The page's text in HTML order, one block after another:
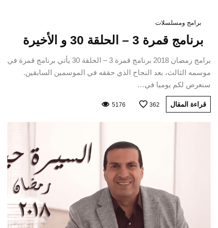
برامج ومسلسلات
برنامج قمرة 3 – الحلقة 30 و الأخيرة
برامج رمضان 2018 برنامج قمرة 3 – الحلقة 30 يأتي برنامج قمرة في
موسمه الثالث، بعد النجاح الذي حققه في الموسمين السابقين.
سنعرض لكم يوميا في…
قراءة المقال 362
5176